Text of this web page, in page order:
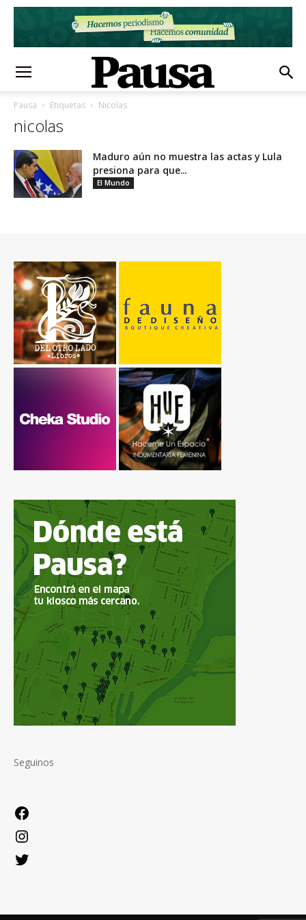
Pausa Etiquetas Nicolas
nicolas
Maduro aún no muestra las actas y Lula
presiona para que...
El Mundo
Seguinos